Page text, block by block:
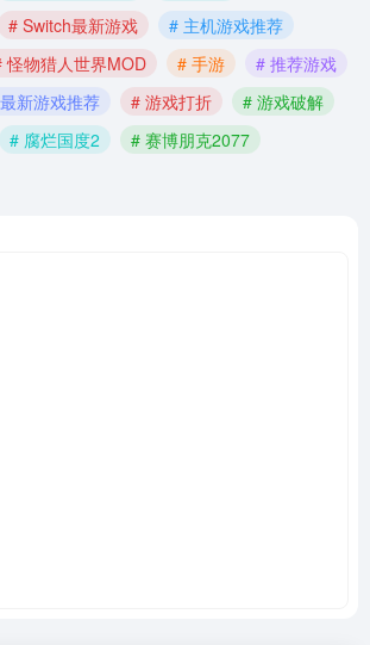
# Switch最新游戏
# 主机游戏推荐
怪物猎人世界MOD # 手游
# 推荐游戏
新游戏推荐 # 游戏打折
# 游戏破解
# 腐烂国度2
# 赛博朋克2077